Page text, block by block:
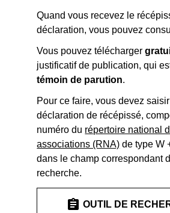
Quand vous recevez le
déclaration, vous pouvez
Vous pouvez télécharger
justificatif de publication, qui
témoin de parution.
Pour ce faire, vous devez
déclaration de récépissé,
numéro du répertoire national
associations (RNA) de type W
dans le champ correspondant
recherche.
assignment OUTIL DE